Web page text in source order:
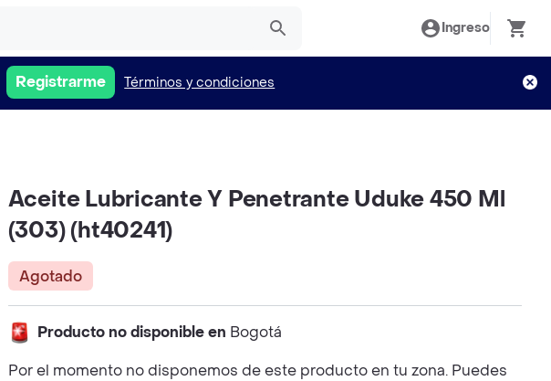
Ingreso
Registrarme Términos y condiciones
Aceite Lubricante Y Penetrante Uduke 450 Ml
(303) (ht40241)
Agotado
Producto no disponible en Bogotá
Por el momento no disponemos de este producto en tu zona. Puedes